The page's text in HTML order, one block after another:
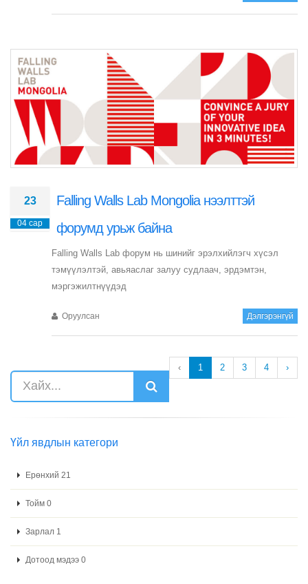
23
04 сар
Falling Walls Lab Mongolia нээлттэй
форумд урьж байна
Falling Walls Lab форум нь шинийг эрэлхийлэгч хүсэл
тэмүүлэлтэй, авьяаслаг залуу судлаач, эрдэмтэн,
мэргэжилтнүүдэд
Оруулсан Дэлгэрэнгүй
‹ 1 2 3 4 ›
Үйл явдлын категори
Ерөнхий 21
Тойм 0
Зарлал 1
Дотоод мэдээ 0